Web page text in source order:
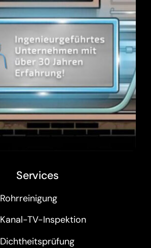
Services
Rohrreinigung
Kanal-TV-Inspektion
Dichtheitsprüfung